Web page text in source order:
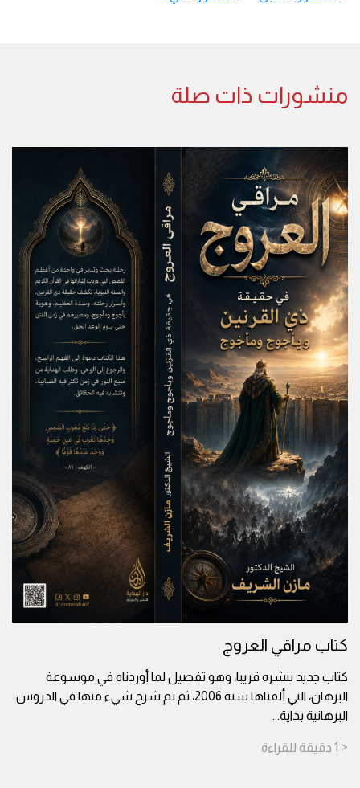
منشورات ذات صلة
كتاب مراقي العروج
كتاب جديد ننشره قريبا، وهو تفصيل لما أوردناه في موسوعة
البرهان، التي ألفناها سنة 2006، ثم تم شرح شيء منها في الدروس
البرهانية بداية...
< 1 دقيقة للقراءة